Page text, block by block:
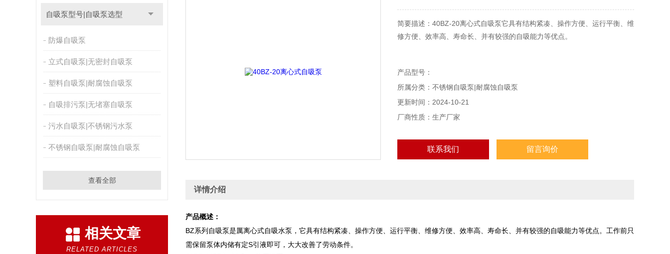
自吸泵型号|自吸泵选型
防爆自吸泵
立式自吸泵|无密封自吸泵
塑料自吸泵|耐腐蚀自吸泵
自吸排污泵|无堵塞自吸泵
污水自吸泵|不锈钢污水泵
不锈钢自吸泵|耐腐蚀自吸泵
查看全部
相关文章
RELATED ARTICLES
简要描述：40BZ-20离心式自吸泵它具有结构紧凑、操作方便、运行平衡、维
修方便、效率高、寿命长、并有较强的自吸能力等优点。
产品型号：
所属分类：不锈钢自吸泵|耐腐蚀自吸泵
更新时间：2024-10-21
厂商性质：生产厂家
联系我们 留言询价
详情介绍
产品概述：
BZ系列自吸泵是厲离心式自吸水泵，它具有结构紧凑、操作方便、运行平衡、维修方便、效率高、寿命长、并有较强的自吸能力等优点。工作前只
需保留泵体内储有定S引液即可，大大改善了劳动条件。